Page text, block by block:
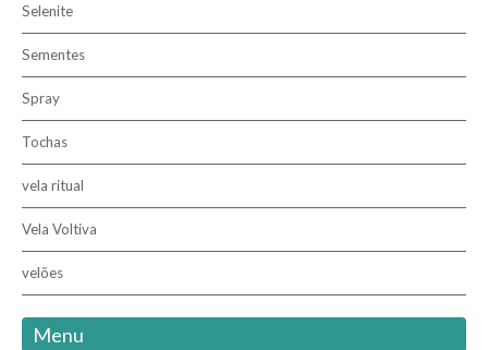
Selenite
Sementes
Spray
Tochas
vela ritual
Vela Voltiva
velões
Menu